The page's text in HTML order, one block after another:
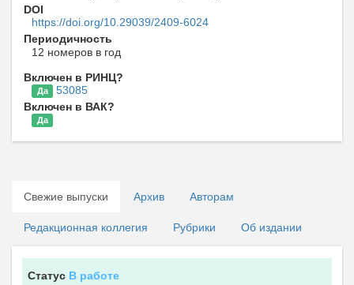
DOI
https://doi.org/10.29039/2409-6024
Периодичность
12 номеров в год
Включен в РИНЦ?
Да
53085
Включен в ВАК?
Да
Свежие выпуски Архив Авторам
Редакционная коллегия Рубрики Об издании
Статус В работе